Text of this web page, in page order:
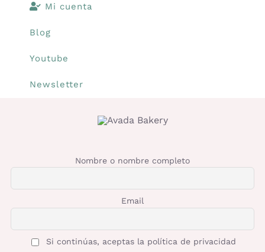
Mi cuenta
Blog
Youtube
Newsletter
Nombre o nombre completo
Email
Si continúas, aceptas la política de privacidad